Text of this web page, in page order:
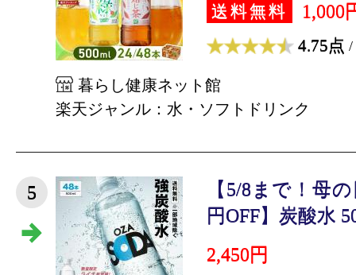
送料無料 1,000
4.75点 /
暮らし健康ネット館
楽天ジャンル：水・ソフトドリンク
5
【5/8まで！母
円OFF】炭酸水
2,450円